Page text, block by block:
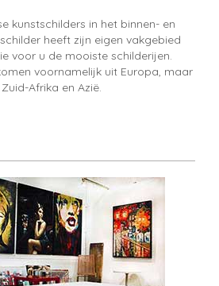
kunstschilders in het binnen- en
heeft zijn eigen vakgebied
voor u de mooiste schilderijen.
voornamelijk uit Europa, maar
Afrika en Azië.